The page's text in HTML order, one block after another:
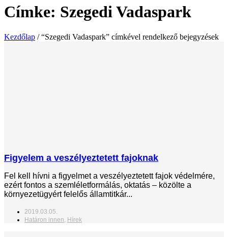
Címke: Szegedi Vadaspark
Kezdőlap / “Szegedi Vadaspark” címkével rendelkező bejegyzések
Figyelem a veszélyeztetett fajoknak
Fel kell hívni a figyelmet a veszélyeztetett fajok védelmére,
ezért fontos a szemléletformálás, oktatás – közölte a
környezetügyért felelős államtitkár...
2019.03.05.
Határon innen, Hírek